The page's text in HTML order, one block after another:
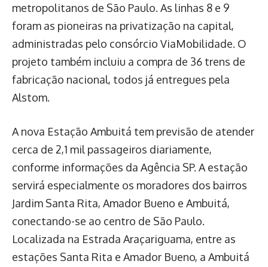
metropolitanos de São Paulo. As linhas 8 e 9
foram as pioneiras na privatização na capital,
administradas pelo consórcio ViaMobilidade. O
projeto também incluiu a compra de 36 trens de
fabricação nacional, todos já entregues pela
Alstom.
A nova Estação Ambuitá tem previsão de atender
cerca de 2,1 mil passageiros diariamente,
conforme informações da Agência SP. A estação
servirá especialmente os moradores dos bairros
Jardim Santa Rita, Amador Bueno e Ambuitá,
conectando-se ao centro de São Paulo.
Localizada na Estrada Araçariguama, entre as
estações Santa Rita e Amador Bueno, a Ambuitá